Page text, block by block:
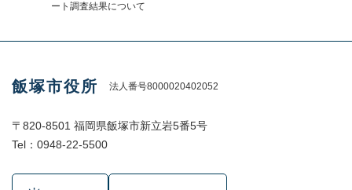
ート調査結果について
飯塚市役所 法人番号8000020402052
〒820-8501 福岡県飯塚市新立岩5番5号
Tel：0948-22-5500